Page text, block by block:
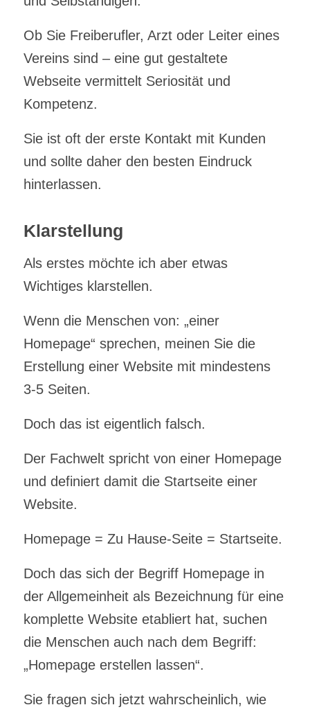
Ob Sie Freiberufler, Arzt oder Leiter eines
Vereins sind – eine gut gestaltete
Webseite vermittelt Seriosität und
Kompetenz.
Sie ist oft der erste Kontakt mit Kunden
und sollte daher den besten Eindruck
hinterlassen.
Klarstellung
Als erstes möchte ich aber etwas
Wichtiges klarstellen.
Wenn die Menschen von: „einer
Homepage“ sprechen, meinen Sie die
Erstellung einer Website mit mindestens
3-5 Seiten.
Doch das ist eigentlich falsch.
Der Fachwelt spricht von einer Homepage
und definiert damit die Startseite einer
Website.
Homepage = Zu Hause-Seite = Startseite.
Doch das sich der Begriff Homepage in
der Allgemeinheit als Bezeichnung für eine
komplette Website etabliert hat, suchen
die Menschen auch nach dem Begriff:
„Homepage erstellen lassen“.
Sie fragen sich jetzt wahrscheinlich, wie